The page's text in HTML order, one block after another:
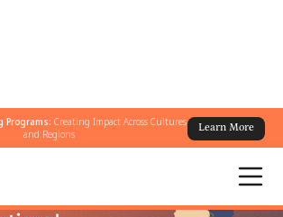
Programs: Creating Impact Across Cultures
and Regions
Learn More